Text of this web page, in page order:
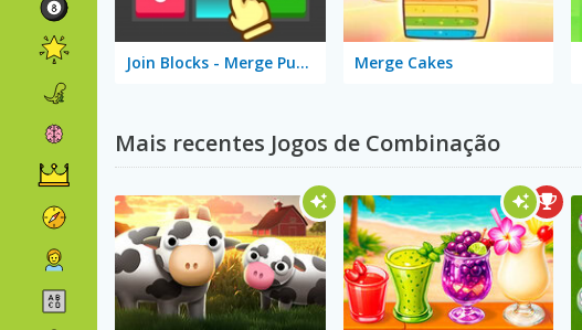
Join Blocks - Merge Puzzle Merge Cakes
Mais recentes Jogos de Combinação